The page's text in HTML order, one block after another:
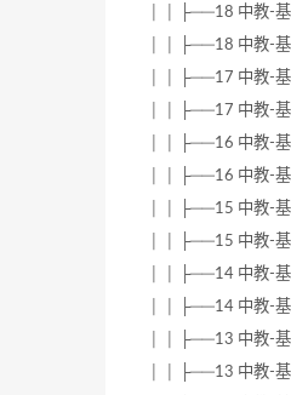
│ │ ├──18 中教-基
│ │ ├──18 中教-基
│ │ ├──17 中教-基
│ │ ├──17 中教-基
│ │ ├──16 中教-基
│ │ ├──16 中教-基
│ │ ├──15 中教-基
│ │ ├──15 中教-基
│ │ ├──14 中教-基
│ │ ├──14 中教-基
│ │ ├──13 中教-基
│ │ ├──13 中教-基